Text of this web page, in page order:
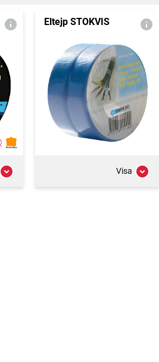
Eltejp STOKVIS
Visa